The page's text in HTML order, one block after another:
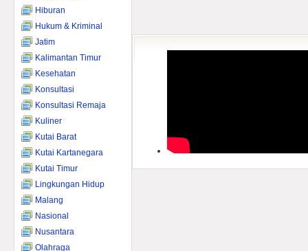
Hiburan
Hukum & Kriminal
Jatim
Kalimantan Timur
Kesehatan
Konsultasi
Konsultasi Remaja
Kuliner
Kutai Barat
Kutai Kartanegara
Kutai Timur
Lingkungan Hidup
Malang
Nasional
Nusantara
Olahraga